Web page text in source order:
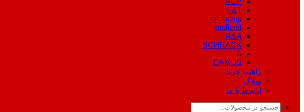
F&T
microchip
molicell
R&A
SCHRACK
S
CAMOS
راهنما خرید
وبلاگ
ارتباط با ما
جستجو